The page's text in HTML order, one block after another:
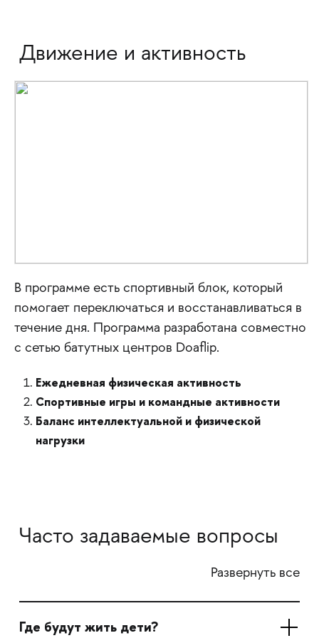
Движение и активность
В программе есть спортивный блок, который
помогает переключаться и восстанавливаться в
течение дня. Программа разработана совместно
с сетью батутных центров Doaflip.
Ежедневная физическая активность
Спортивные игры и командные активности
Баланс интеллектуальной и физической
нагрузки
Часто задаваемые вопросы
Развернуть все
Где будут жить дети?